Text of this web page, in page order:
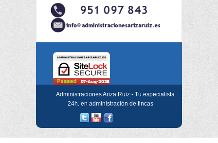
Administraciones Ariza Ruiz - Tu especialista
24h. en administración de fincas